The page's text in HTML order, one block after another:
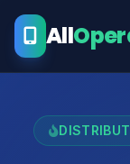
All